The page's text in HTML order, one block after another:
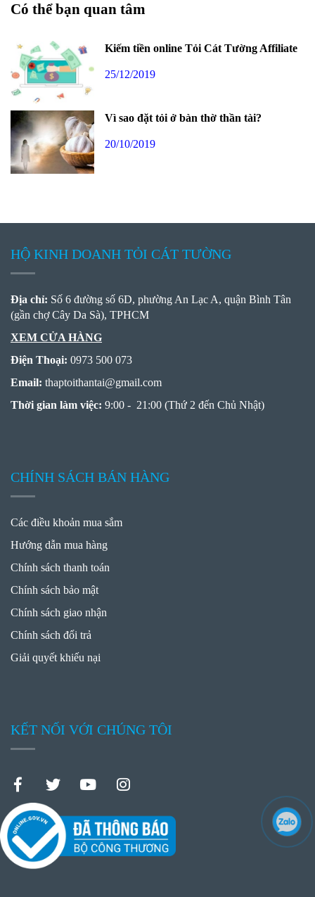
Có thể bạn quan tâm
Kiếm tiền online Tỏi Cát Tường Affiliate
25/12/2019
Vì sao đặt tỏi ở bàn thờ thần tài?
20/10/2019
HỘ KINH DOANH TỎI CÁT TƯỜNG
Địa chỉ: Số 6 đường số 6D, phường An Lạc A, quận Bình Tân
(gần chợ Cây Da Sà), TPHCM
XEM CỬA HÀNG
Điện Thoại: 0973 500 073
Email: thaptoithantai@gmail.com
Thời gian làm việc: 9:00 - 21:00 (Thứ 2 đến Chủ Nhật)
CHÍNH SÁCH BÁN HÀNG
Các điều khoản mua sắm
Hướng dẫn mua hàng
Chính sách thanh toán
Chính sách bảo mật
Chính sách giao nhận
Chính sách đổi trả
Giải quyết khiếu nại
KẾT NỐI VỚI CHÚNG TÔI